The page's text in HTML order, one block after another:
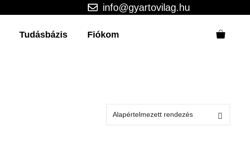
info@gyartovilag.hu
Tudásbázis Fiókom